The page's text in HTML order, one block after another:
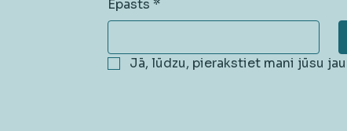
Epasts *
Jā, lūdzu, pierakstiet mani jūsu